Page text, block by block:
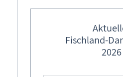
Fischland-
2026